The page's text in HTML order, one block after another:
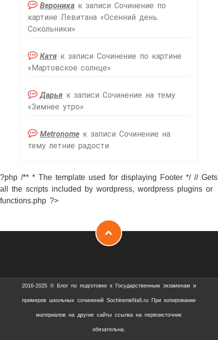
Вероникак записи Сочинение по
картине Левитана «Осенний день.
Сокольники»
Катяк записи Сочинение по картине
«Мартовское солнце»
Дарьяк записи Сочинение на тему
«Зимнее утро»
Metronomeк записи Сочинение на
тему летние радости
?php /** * The template used for displaying Footer */ // Gets
all the scripts included by wordpress, wordpress plugins or
functions.php ?>
2016-2025 © Блог по подготовке к Государственным экзаменам и
примеров школьных сочинений SochinenieNa5.ru При копировании
материалов на другие сайты ссылка на первоисточник
обязательна.